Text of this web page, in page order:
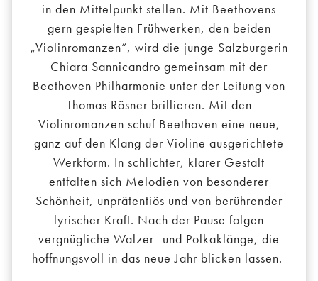
in den Mittelpunkt stellen. Mit Beethovens
gern gespielten Frühwerken, den beiden
„Violinromanzen“, wird die junge Salzburgerin
Chiara Sannicandro gemeinsam mit der
Beethoven Philharmonie unter der Leitung von
Thomas Rösner brillieren. Mit den
Violinromanzen schuf Beethoven eine neue,
ganz auf den Klang der Violine ausgerichtete
Werkform. In schlichter, klarer Gestalt
entfalten sich Melodien von besonderer
Schönheit, unprätentiös und von berührender
lyrischer Kraft. Nach der Pause folgen
vergnügliche Walzer- und Polkaklänge, die
hoffnungsvoll in das neue Jahr blicken lassen.